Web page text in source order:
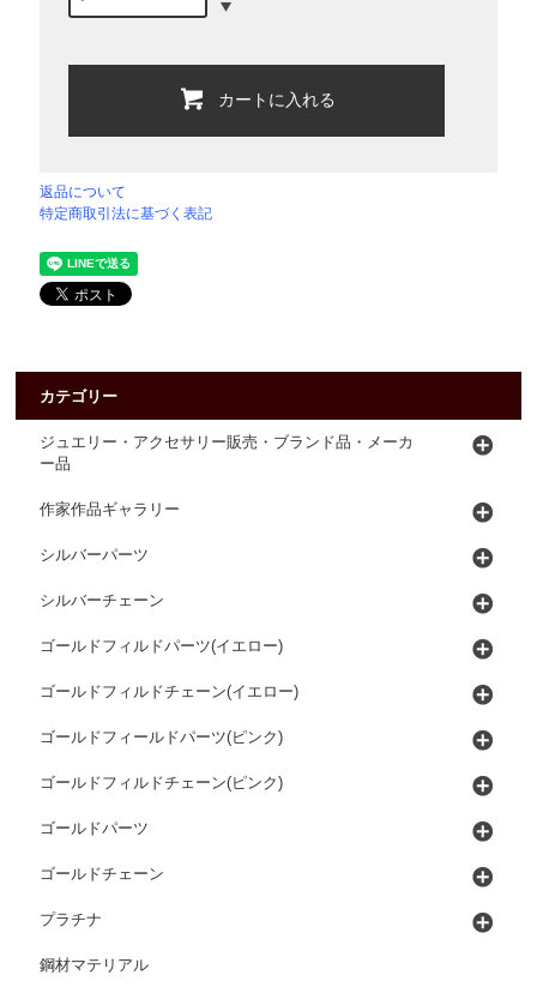
カートに入れる
返品について
特定商取引法に基づく表記
カテゴリー
ジュエリー・アクセサリー販売・ブランド品・メーカ
ー品
作家作品ギャラリー
シルバーパーツ
シルバーチェーン
ゴールドフィルドパーツ(イエロー)
ゴールドフィルドチェーン(イエロー)
ゴールドフィールドパーツ(ピンク)
ゴールドフィルドチェーン(ピンク)
ゴールドパーツ
ゴールドチェーン
プラチナ
鋼材マテリアル